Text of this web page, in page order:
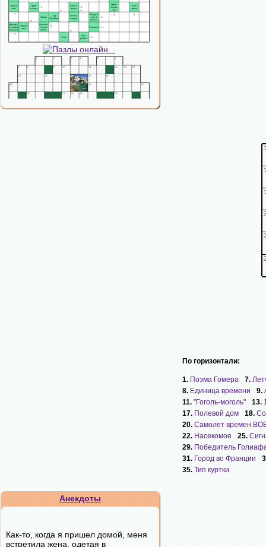
Анекдоты
Как-то, когда я пришел домой, меня
встретила жена, одетая в
По горизонтали:
1. Поэма Гомера 7.
8. Единица времени 9.
11. "Гоголь-моголь" 13.
17. Полевой дом 18.
20. Самолет времен
22. Насекомое 25.
29. Победитель
31. Город во Франции
35. Тип куртки